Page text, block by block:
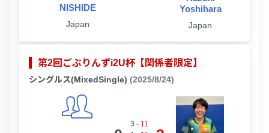
NISHIDE
Japan
Yoshihara
Japan
第2回ごぶりんずi2U杯【関係者限定】
シングルス(MixedSingle) (2025/8/24)
3 - 11